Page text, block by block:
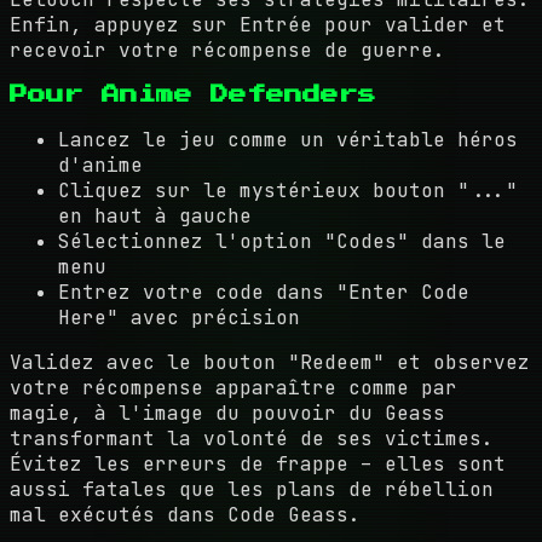
Enfin, appuyez sur Entrée pour valider et
recevoir votre récompense de guerre.
Pour Anime Defenders
Lancez le jeu comme un véritable héros
d'anime
Cliquez sur le mystérieux bouton "..."
en haut à gauche
Sélectionnez l'option "Codes" dans le
menu
Entrez votre code dans "Enter Code
Here" avec précision
Validez avec le bouton "Redeem" et observez
votre récompense apparaître comme par
magie, à l'image du pouvoir du Geass
transformant la volonté de ses victimes.
Évitez les erreurs de frappe – elles sont
aussi fatales que les plans de rébellion
mal exécutés dans Code Geass.